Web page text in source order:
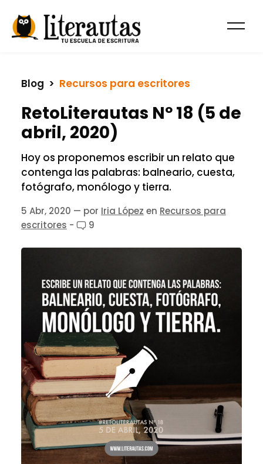
Blog
  >
Recursos para escritores
RetoLiterautas Nº 18 (5 de
abril, 2020)
Hoy os proponemos escribir un relato que
contenga las palabras: balneario, cuesta,
fotógrafo, monólogo y tierra.
5 Abr, 2020 — por Iria López en Recursos para
escritores - 9